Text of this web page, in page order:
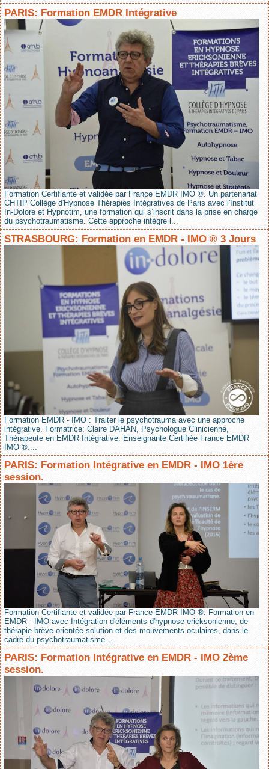
PARIS: Formation EMDR Intégrative
Formation Certifiante et validée par France EMDR IMO ®. Un partenariat
CHTIP Collège d'Hypnose Thérapies Intégratives de Paris avec l'Institut
In-Dolore et Hypnotim, une formation qui s’inscrit dans la prise en charge
du psychotraumatisme. Cette approche intègre l...
STRASBOURG: Formation en EMDR - IMO ® 3 Jours
Formation EMDR - IMO : Traiter le psychotrauma avec une approche
intégrative. Formatrice: Claire DAHAN, Psychologue Clinicienne,
Thérapeute en EMDR Intégrative. Enseignante Certifiée France EMDR
IMO ®....
PARIS: Formation Intégrative en EMDR - IMO 1ère
session.
Formation Certifiante et validée par France EMDR IMO ®. Formation en
EMDR - IMO avec Intégration d'éléments d'hypnose ericksonienne, de
thérapie brève orientée solution et des mouvements oculaires, dans le
cadre du psychotraumatisme....
PARIS: Formation Intégrative en EMDR - IMO 2ème
session.